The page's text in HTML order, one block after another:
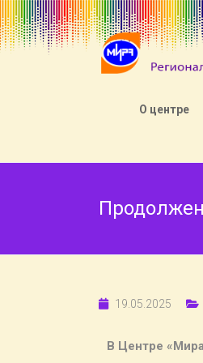
О центре
19.05.2025
В Центре